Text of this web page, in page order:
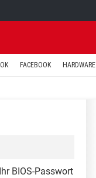
FACEBOOK HARDWARE
BIOS-Passwort